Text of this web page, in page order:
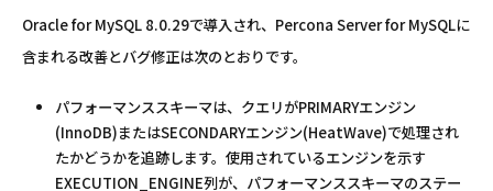
Oracle for MySQL 8.0.29で導入され、Percona Server for MySQLに
含まれる改善とバグ修正は次のとおりです。
パフォーマンススキーマは、クエリがPRIMARYエンジン
(InnoDB)またはSECONDARYエンジン(HeatWave)で処理され
たかどうかを追跡します。使用されているエンジンを示す
EXECUTION_ENGINE列が、パフォーマンススキーマのステー